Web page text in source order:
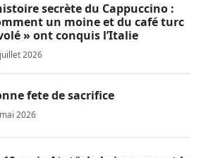
secrète du Cappuccino :
un moine et du café turc
» ont conquis l’Italie
2026
fete de sacrifice
2026